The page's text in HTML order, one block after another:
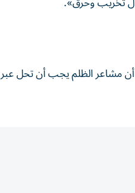
مشاعر الظلم يجب أن تحل عبر